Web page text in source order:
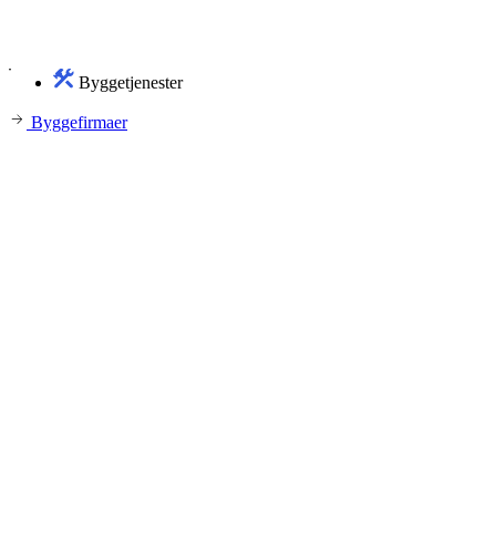
Byggetjenester
Byggefirmaer